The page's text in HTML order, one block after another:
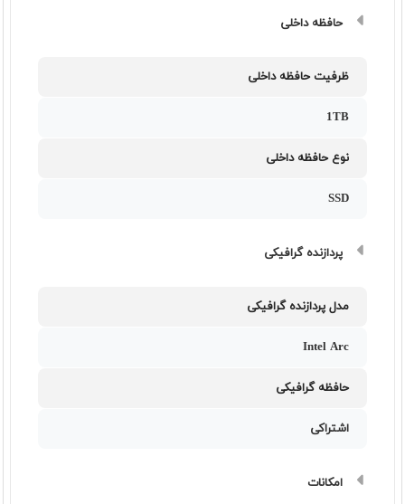
حافظه داخلی
ظرفیت حافظه داخلی
1TB
نوع حافظه داخلی
SSD
پردازنده گرافیکی
مدل پردازنده گرافیکی
Intel Arc
حافظه گرافیکی
اشتراکی
امکانات